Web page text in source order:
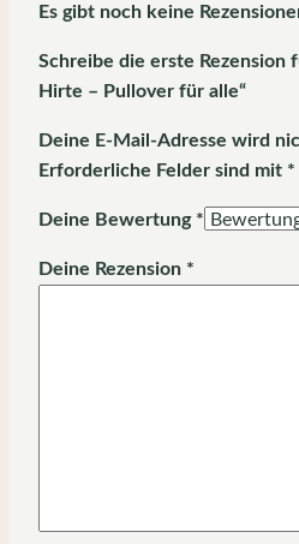
Es gibt noch keine
Schreibe die erste Rezension
Hirte – Pullover für alle“
Deine E-Mail-Adresse wird
Erforderliche Felder sind mit *
Deine Bewertung *
Deine Rezension *